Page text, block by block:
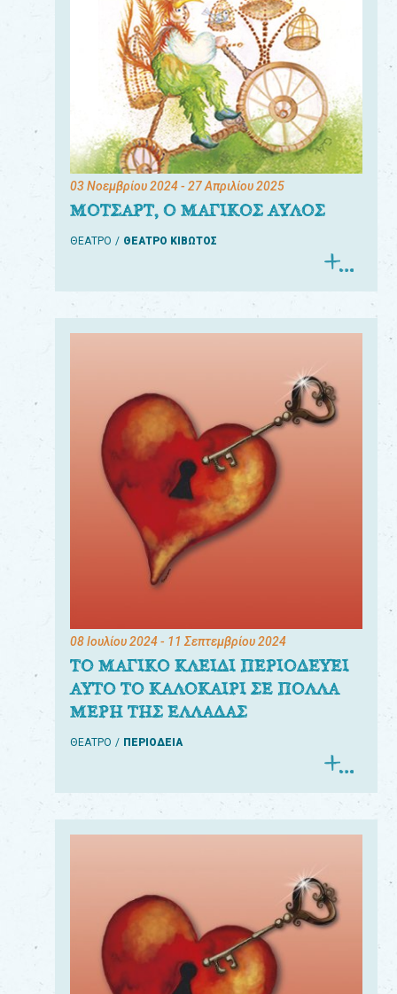
03 Νοεμβρίου 2024- 27 Απριλίου 2025
ΜΟΤΣΑΡΤ, Ο ΜΑΓΙΚΟΣ ΑΥΛΟΣ
ΘΕΑΤΡΟ ΘΕΑΤΡΟ ΚΙΒΩΤΟΣ
08 Ιουλίου 2024- 11 Σεπτεμβρίου 2024
ΤΟ ΜΑΓΙΚΟ ΚΛΕΙΔΙ ΠΕΡΙΟΔΕΥΕΙ
ΑΥΤΟ ΤΟ ΚΑΛΟΚΑΙΡΙ ΣΕ ΠΟΛΛΑ
ΜΕΡΗ ΤΗΣ ΕΛΛΑΔΑΣ
ΘΕΑΤΡΟ ΠΕΡΙΟΔΕΙΑ